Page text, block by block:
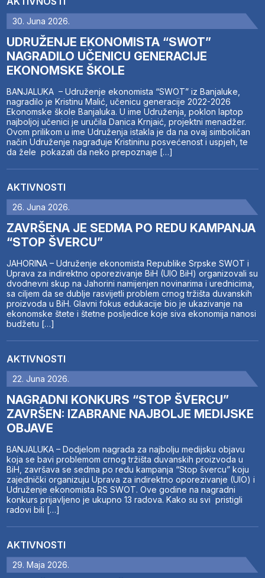
30. Juna 2026.
UDRUŽENJE EKONOMISTA “SWOT”
NAGRADILO UČENICU GENERACIJE
EKONOMSKE ŠKOLE
BANJALUKA – Udruženje ekonomista “SWOT” iz Banjaluke,
nagradilo je Kristinu Malić, učenicu generacije 2022-2026
Ekonomske škole Banjaluka. U ime Udruženja, poklon laptop
najboljoj učenici je uručila Danica Krnjaić, projektni menadžer.
Ovom prilikom u ime Udruženja istakla je da na ovaj simboličan
način Udruženje nagrađuje Kristininu posvećenost i uspjeh, te
da žele pokazati da neko prepoznaje […]
AKTIVNOSTI
26. Juna 2026.
ZAVRŠENA JE SEDMA PO REDU KAMPANJA
“STOP ŠVERCU”
JAHORINA – Udruženje ekonomista Republike Srpske SWOT i
Uprava za indirektno oporezivanje BiH (UIO BiH) organizovali su
dvodnevni skup na Jahorini namijenjen novinarima i urednicima,
sa ciljem da se dublje rasvijetli problem crnog tržišta duvanskih
proizvoda u BiH. Glavni fokus edukacije bio je ukazivanje na
ekonomske štete i štetne posljedice koje siva ekonomija nanosi
budžetu […]
AKTIVNOSTI
22. Juna 2026.
NAGRADNI KONKURS “STOP ŠVERCU”
ZAVRŠEN: IZABRANE NAJBOLJE MEDIJSKE
OBJAVE
BANJALUKA – Dodjelom nagrada za najbolju medijsku objavu
koja se bavi problemom crnog tržišta duvanskih proizvoda u
BiH, završava se sedma po redu kampanja “Stop švercu” koju
zajednički organizuju Uprava za indirektno oporezivanje (UIO) i
Udruženje ekonomista RS SWOT. Ove godine na nagradni
konkurs prijavljeno je ukupno 13 radova. Kako su svi pristigli
radovi bili […]
AKTIVNOSTI
29. Maja 2026.